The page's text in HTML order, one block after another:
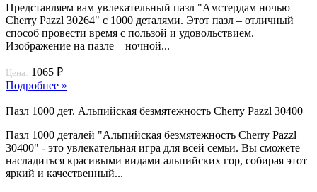
Представляем вам увлекательный пазл "Амстердам ночью
Cherry Pazzl 30264" с 1000 деталями. Этот пазл – отличный
способ провести время с пользой и удовольствием.
Изображение на пазле – ночной...
Цена: 1065 ₽
Подробнее »
Пазл 1000 дет. Альпийская безмятежность Cherry Pazzl 30400
Пазл 1000 деталей "Альпийская безмятежность Cherry Pazzl
30400" - это увлекательная игра для всей семьи. Вы сможете
насладиться красивыми видами альпийских гор, собирая этот
яркий и качественный...